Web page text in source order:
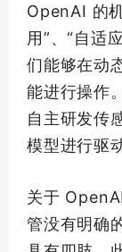
OpenAI 的
用”、“自适
们能够在动
能进行操作
自主研发传
模型进行驱
关于
管没有明确